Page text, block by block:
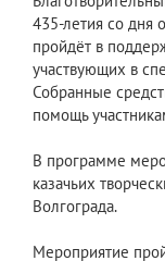
435-летия со дня
пройдёт в
участвующих в
Собранные
помощь
В программе
казачьих
Волгограда.
Мероприятие